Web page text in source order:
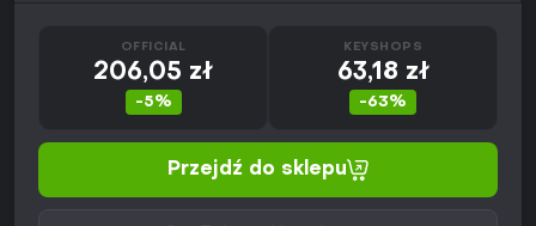
OFFICIAL
206,05 zł
-5%
KEYSHOPS
63,18 zł
-63%
Przejdź do sklepu